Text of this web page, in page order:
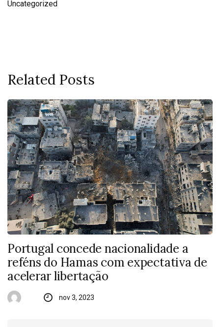
Uncategorized
Related Posts
Portugal concede nacionalidade a
reféns do Hamas com expectativa de
acelerar libertação
nov 3, 2023